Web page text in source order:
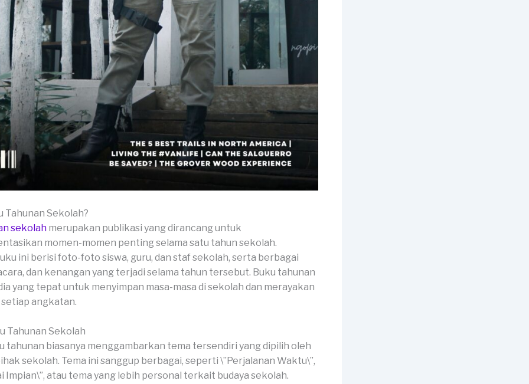
Tahunan Sekolah?
sekolah merupakan publikasi yang dirancang untuk
momen-momen penting selama satu tahun sekolah.
ini berisi foto-foto siswa, guru, dan staf sekolah, serta berbagai
dan kenangan yang terjadi selama tahun tersebut. Buku tahunan
yang tepat untuk menyimpan masa-masa di sekolah dan merayakan
angkatan.
Tahunan Sekolah
tahunan biasanya menggambarkan tema tersendiri yang dipilih oleh
sekolah. Tema ini sanggup berbagai, seperti \”Perjalanan Waktu\”,
Impian\”, atau tema yang lebih personal terkait budaya sekolah.